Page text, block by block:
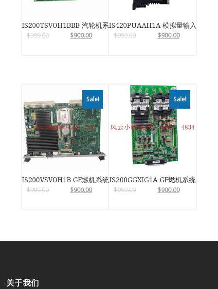
IS200TSVOH1BBB 汽轮机系统卡件
$999.00 $900.00
IS420PUAAH1A 模拟量输入输出
$999.00 $900.00
Sale!
IS200VSVOH1B GE燃机系统
$999.00 $900.00
Sale!
IS200GGXIG1A GE燃机系统
$999.00 $900.00
关于我们